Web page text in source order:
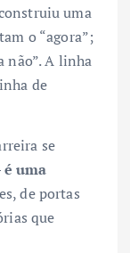
uma
o “agora”;
não”. A linha
de
se
é uma
de portas
que